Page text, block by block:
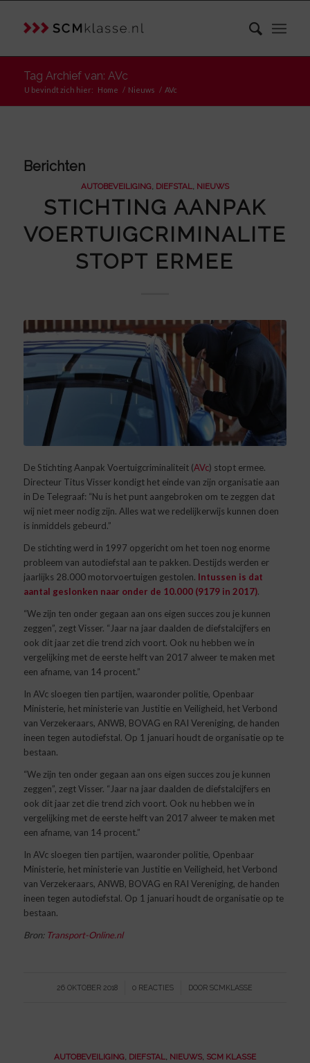
Tag Archief van: AVc
U bevindt zich hier: Home / Nieuws / AVc
Berichten
AUTOBEVEILIGING, DIEFSTAL, NIEUWS
STICHTING AANPAK
VOERTUIGCRIMINALITEIT
STOPT ERMEE
De Stichting Aanpak Voertuigcriminaliteit (AVc) stopt ermee.
Directeur Titus Visser kondigt het einde van zijn organisatie aan
in De Telegraaf: “Nu is het punt aangebroken om te zeggen dat
wij niet meer nodig zijn. Alles wat we redelijkerwijs kunnen doen
is inmiddels gebeurd.”
De stichting werd in 1997 opgericht om het toen nog enorme
probleem van autodiefstal aan te pakken. Destijds werden er
jaarlijks 28.000 motorvoertuigen gestolen. Intussen is dat
aantal geslonken naar onder de 10.000 (9179 in 2017).
“We zijn ten onder gegaan aan ons eigen succes zou je kunnen
zeggen”, zegt Visser. “Jaar na jaar daalden de diefstalcijfers en
ook dit jaar zet die trend zich voort. Ook nu hebben we in
vergelijking met de eerste helft van 2017 alweer te maken met
een afname, van 14 procent.”
In AVc sloegen tien partijen, waaronder politie, Openbaar
Ministerie, het ministerie van Justitie en Veiligheid, het Verbond
van Verzekeraars, ANWB, BOVAG en RAI Vereniging, de handen
ineen tegen autodiefstal. Op 1 januari houdt de organisatie op te
bestaan.
“We zijn ten onder gegaan aan ons eigen succes zou je kunnen
zeggen”, zegt Visser. “Jaar na jaar daalden de diefstalcijfers en
ook dit jaar zet die trend zich voort. Ook nu hebben we in
vergelijking met de eerste helft van 2017 alweer te maken met
een afname, van 14 procent.”
In AVc sloegen tien partijen, waaronder politie, Openbaar
Ministerie, het ministerie van Justitie en Veiligheid, het Verbond
van Verzekeraars, ANWB, BOVAG en RAI Vereniging, de handen
ineen tegen autodiefstal. Op 1 januari houdt de organisatie op te
bestaan.
Bron: Transport-Online.nl
26 OKTOBER 2018
/ 0 REACTIES
/ DOORSCMKLASSE
AUTOBEVEILIGING, DIEFSTAL, NIEUWS, SCM KLASSE